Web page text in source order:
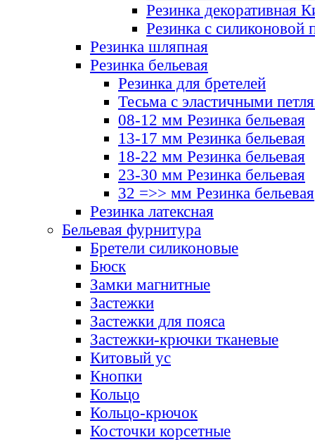
Резинка декоративная
Резинка с силиконовой
Резинка шляпная
Резинка бельевая
Резинка для бретелей
Тесьма с эластичными
08-12 мм Резинка бельевая
13-17 мм Резинка бельевая
18-22 мм Резинка бельевая
23-30 мм Резинка бельевая
32 =>> мм Резинка бельевая
Резинка латексная
Бельевая фурнитура
Бретели силиконовые
Бюск
Замки магнитные
Застежки
Застежки для пояса
Застежки-крючки тканевые
Китовый ус
Кнопки
Кольцо
Кольцо-крючок
Косточки корсетные